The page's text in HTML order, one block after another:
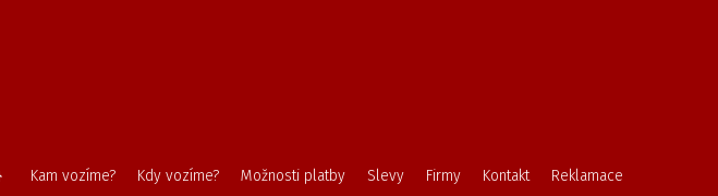
Kam vozíme? Kdy vozíme? Možnosti platby Slevy Firmy Kontakt Reklamace